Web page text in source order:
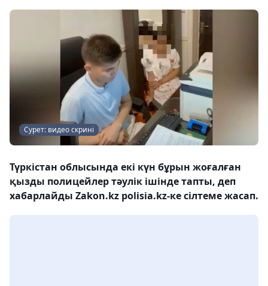
Сурет: видео скрині
Түркістан облысында екі күн бұрын жоғалған
қызды полицейлер тәулік ішінде тапты, деп
хабарлайды Zakon.kz polisia.kz-ке сілтеме жасап.